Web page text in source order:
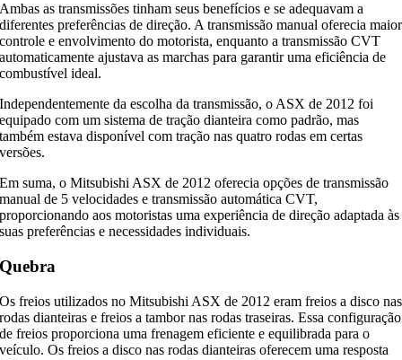
Ambas as transmissões tinham seus benefícios e se adequavam a
diferentes preferências de direção. A transmissão manual oferecia maior
controle e envolvimento do motorista, enquanto a transmissão CVT
automaticamente ajustava as marchas para garantir uma eficiência de
combustível ideal.
Independentemente da escolha da transmissão, o ASX de 2012 foi
equipado com um sistema de tração dianteira como padrão, mas
também estava disponível com tração nas quatro rodas em certas
versões.
Em suma, o Mitsubishi ASX de 2012 oferecia opções de transmissão
manual de 5 velocidades e transmissão automática CVT,
proporcionando aos motoristas uma experiência de direção adaptada às
suas preferências e necessidades individuais.
Quebra
Os freios utilizados no Mitsubishi ASX de 2012 eram freios a disco nas
rodas dianteiras e freios a tambor nas rodas traseiras. Essa configuração
de freios proporciona uma frenagem eficiente e equilibrada para o
veículo. Os freios a disco nas rodas dianteiras oferecem uma resposta